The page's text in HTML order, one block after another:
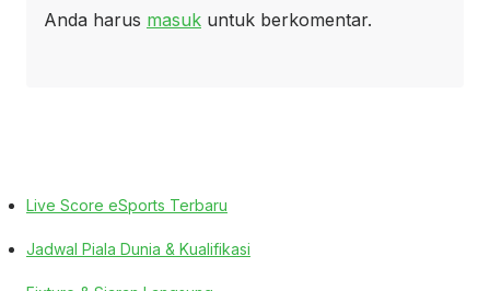
Anda harus masuk untuk berkomentar.
Live Score eSports Terbaru
Jadwal Piala Dunia & Kualifikasi